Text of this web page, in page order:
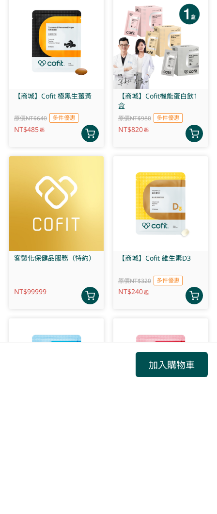
【商城】Cofit 極黑生薑黃
原價NT$640 多件優惠
NT$485起
【商城】Cofit機能蛋白飲1
盒
原價NT$980 多件優惠
NT$820起
客製化保健品服務（特約）
NT$99999
【商城】Cofit 維生素D3
原價NT$320 多件優惠
NT$240起
加入購物車